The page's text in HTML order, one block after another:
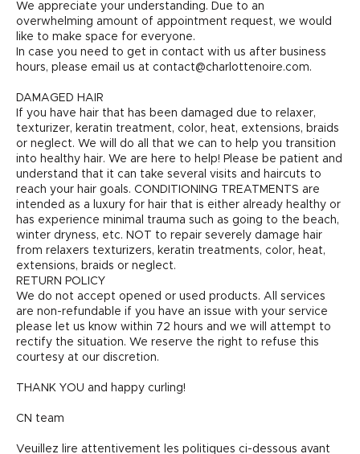
We appreciate your understanding. Due to an
overwhelming amount of appointment request, we would
like to make space for everyone.
In case you need to get in contact with us after business
hours, please email us at contact@charlottenoire.com.
DAMAGED HAIR
If you have hair that has been damaged due to relaxer,
texturizer, keratin treatment, color, heat, extensions, braids
or neglect. We will do all that we can to help you transition
into healthy hair. We are here to help! Please be patient and
understand that it can take several visits and haircuts to
reach your hair goals. CONDITIONING TREATMENTS are
intended as a luxury for hair that is either already healthy or
has experience minimal trauma such as going to the beach,
winter dryness, etc. NOT to repair severely damage hair
from relaxers texturizers, keratin treatments, color, heat,
extensions, braids or neglect.
RETURN POLICY
We do not accept opened or used products. All services
are non-refundable if you have an issue with your service
please let us know within 72 hours and we will attempt to
rectify the situation. We reserve the right to refuse this
courtesy at our discretion.
THANK YOU and happy curling!
CN team
Veuillez lire attentivement les politiques ci-dessous avant